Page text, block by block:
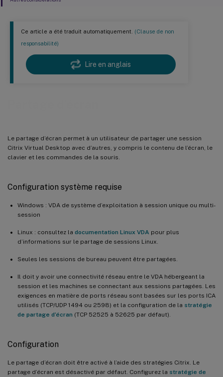
Ce article a été traduit automatiquement. (Clause de non
responsabilité)
Lire en anglais
Le partage d’écran permet à un utilisateur de partager une session
Citrix Virtual Desktop avec d’autres, y compris le contenu de l’écran, le
clavier et les commandes de la souris.
Configuration système requise
Windows : VDA de système d’exploitation à session unique ou multi-
session
Linux : consultez la documentation Linux VDA pour plus
d’informations sur le partage de sessions Linux.
Seules les sessions de bureau peuvent être partagées.
Il doit y avoir une connectivité réseau entre le VDA hébergeant la
session et les machines se connectant aux sessions partagées. Les
exigences en matière de ports réseau sont basées sur les ports ICA
utilisés (TCP/UDP 1494 ou 2598) et la configuration de la stratégie
de partage d’écran (TCP 52525 à 52625 par défaut).
Configuration
Le partage d’écran doit être activé à l’aide des stratégies Citrix. Le
partage d’écran est désactivé par défaut. Configurez la stratégie de